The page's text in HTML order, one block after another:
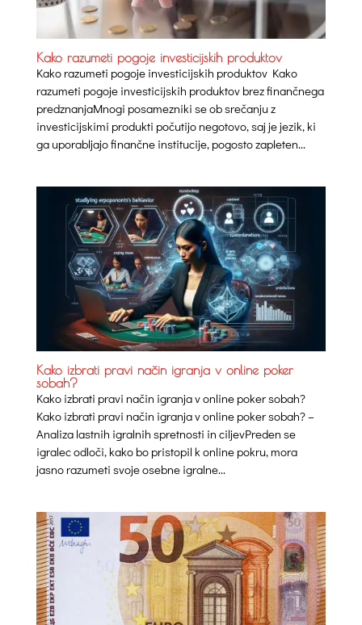
Kako razumeti pogoje investicijskih produktov
Kako razumeti pogoje investicijskih produktov Kako
razumeti pogoje investicijskih produktov brez finančnega
predznanjaMnogi posamezniki se ob srečanju z
investicijskimi produkti počutijo negotovo, saj je jezik, ki
ga uporabljajo finančne institucije, pogosto zapleten...
Kako izbrati pravi način igranja v online poker
sobah?
Kako izbrati pravi način igranja v online poker sobah?
Kako izbrati pravi način igranja v online poker sobah? –
Analiza lastnih igralnih spretnosti in ciljevPreden se
igralec odloči, kako bo pristopil k online pokru, mora
jasno razumeti svoje osebne igralne...